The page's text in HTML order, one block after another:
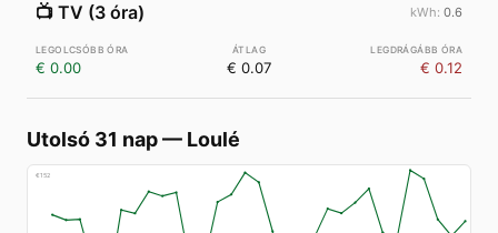
📺 TV (3 óra) 0.6
€ 0.00 € 0.07 € 0.12
Utolsó 31 nap— Loulé
€152